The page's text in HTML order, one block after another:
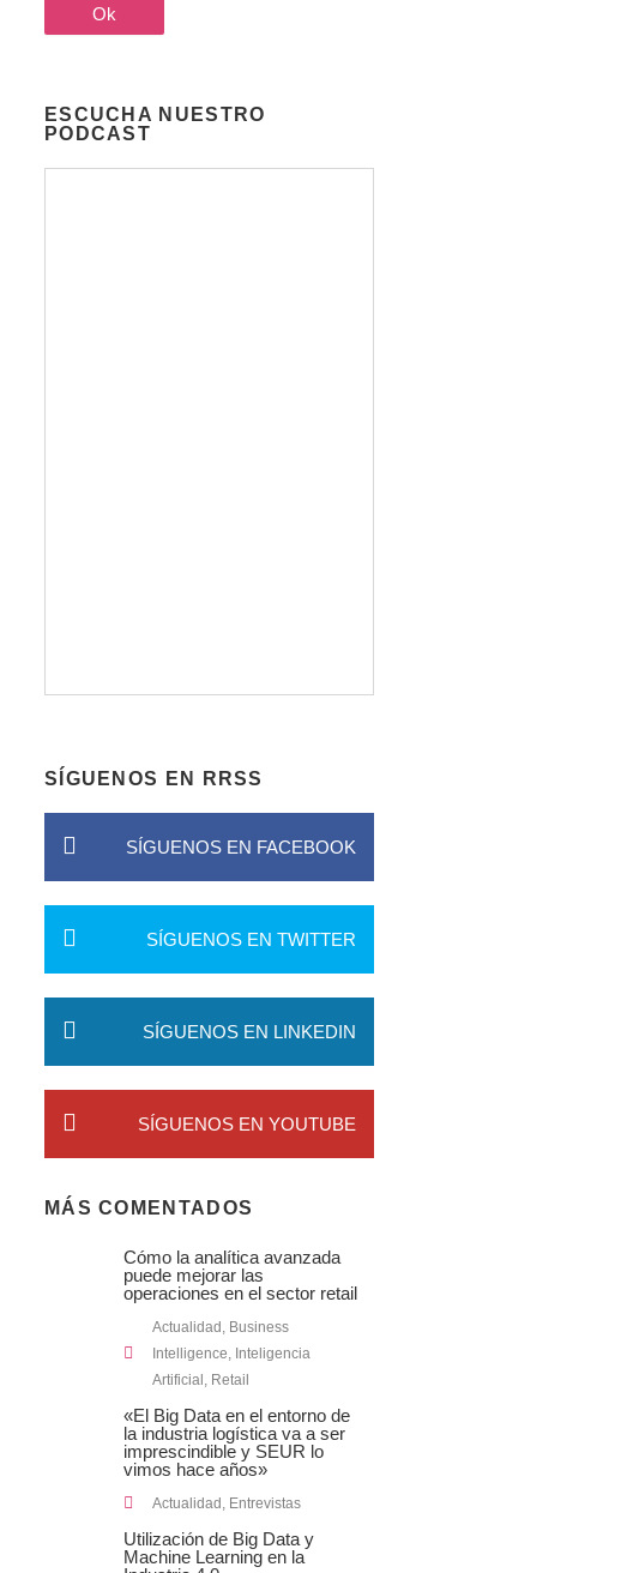
ESCUCHA NUESTRO
PODCAST
SÍGUENOS EN RRSS
SÍGUENOS EN FACEBOOK
SÍGUENOS EN TWITTER
SÍGUENOS EN LINKEDIN
SÍGUENOS EN YOUTUBE
MÁS COMENTADOS
Cómo la analítica avanzada
puede mejorar las
operaciones en el sector retail
Actualidad , Business
Intelligence, Inteligencia
Artificial , Retail
«El Big Data en el entorno de
la industria logística va a ser
imprescindible y SEUR lo
vimos hace años»
Actualidad , Entrevistas
Utilización de Big Data y
Machine Learning en la